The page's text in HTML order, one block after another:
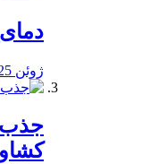
ژوئن 25, 2020
جذب